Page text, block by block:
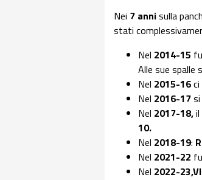
Nei 7 annisulla
stati
Nel 2014-15
Alle sue spalle
Nel 2015-16
Nel 2016-17
Nel 2017-18,
10.
Nel 2018-19:
Nel 2021-22
Nel 2022-